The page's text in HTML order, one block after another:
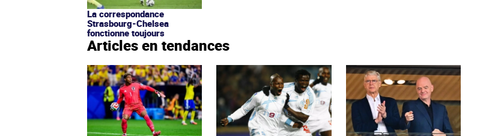
La correspondance
Strasbourg-Chelsea
fonctionne toujours
Articles en tendances